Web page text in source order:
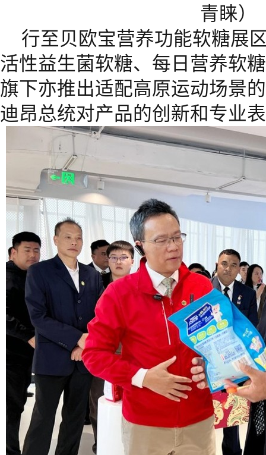
青睐）
行至贝欧宝营养功能软糖展
活性益生菌软糖、每日营养软
旗下亦推出适配高原运动场景
迪昂总统对产品的创新和专业